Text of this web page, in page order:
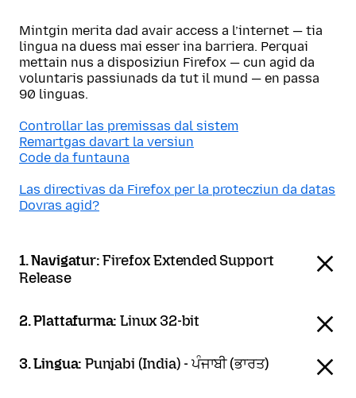
Mintgin merita dad avair access a l’internet — tia
lingua na duess mai esser ina barriera. Perquai
mettain nus a disposiziun Firefox — cun agid da
voluntaris passiunads da tut il mund — en passa
90 linguas.
Controllar las premissas dal sistem
Remartgas davart la versiun
Code da funtauna
Las directivas da Firefox per la protecziun da datas
Dovras agid?
1. Navigatur:Firefox Extended Support
Release
2. Plattafurma:Linux 32-bit
3. Lingua:Punjabi (India) - ਪੰਜਾਬੀ (ਭਾਰਤ)